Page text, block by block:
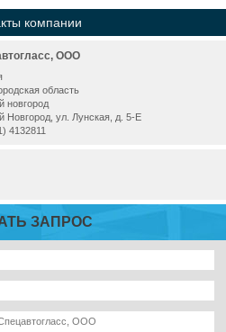
компании
ООО
область
новгород
Новгород, ул. Лунская, д. 5-Е
4132811
ЗАПРОС